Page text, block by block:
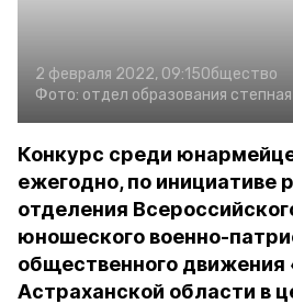
2 февраля 2022, 09:15Общество
Фото: отдел образования
Конкурс среди
ежегодно, по инициативе
отделения
юношеского военно-
общественного
Астраханской области в